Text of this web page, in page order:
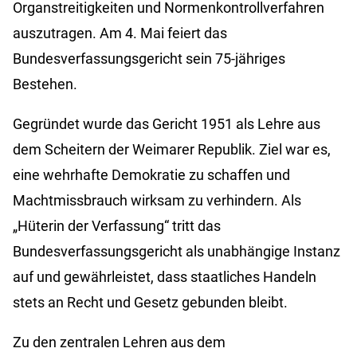
Organstreitigkeiten und Normenkontrollverfahren
auszutragen. Am 4. Mai feiert das
Bundesverfassungsgericht sein 75-jähriges
Bestehen.
Gegründet wurde das Gericht 1951 als Lehre aus
dem Scheitern der Weimarer Republik. Ziel war es,
eine wehrhafte Demokratie zu schaffen und
Machtmissbrauch wirksam zu verhindern. Als
„Hüterin der Verfassung“ tritt das
Bundesverfassungsgericht als unabhängige Instanz
auf und gewährleistet, dass staatliches Handeln
stets an Recht und Gesetz gebunden bleibt.
Zu den zentralen Lehren aus dem